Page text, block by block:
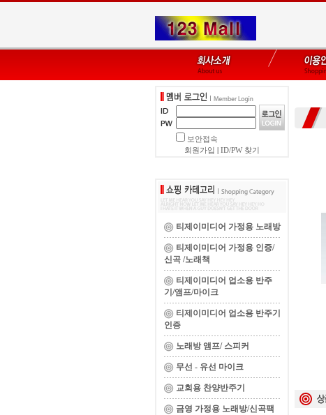
보안접속
회원가입
ID/PW 찾기
티제이미디어 가정용 노래방
티제이미디어 가정용 인증/
신곡 /노래책
티제이미디어 업소용 반주
기/앰프/마이크
티제이미디어 업소용 반주기
인증
노래방 앰프/ 스피커
무선 - 유선 마이크
교회용 찬양반주기
금영 가정용 노래방/신곡팩